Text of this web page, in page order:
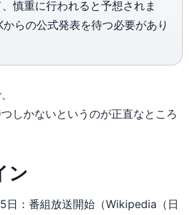
慎重に行われると予想されま
らの公式発表を待つ必要があり
しかないというのが正直なところ
ン
日 ：番組放送開始（Wikipedia（日